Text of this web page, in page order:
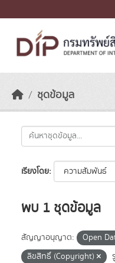
ชุดข้อมูล
เรียงโดย
พบ 1 ชุดข้อมูล
สัญญาอนุญาต: Open
ลิขสิทธิ์ (Copyright)